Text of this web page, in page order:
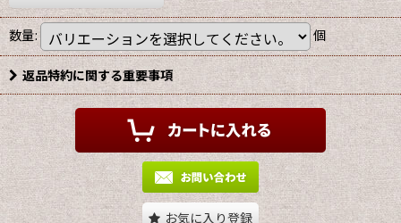
数量: 個
返品特約に関する重要事項
お気に入り登録